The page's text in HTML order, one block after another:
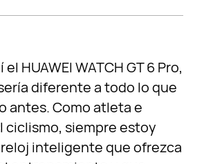
HUAWEI WATCH GT 6 Pro,
diferente a todo lo que
antes. Como atleta e
ciclismo, siempre estoy
inteligente que ofrezca